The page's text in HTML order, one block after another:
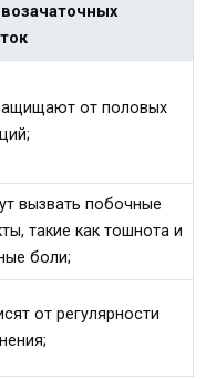
от половых
вызвать побочные
такие как тошнота и
боли;
от регулярности